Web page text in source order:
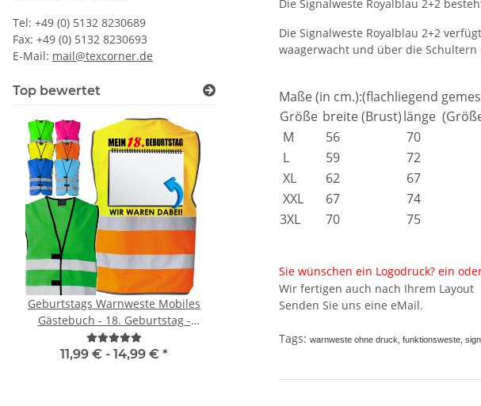
Die Signalweste Royalblau 2+2
Die Signalweste Royalblau 2+2
waagerwacht und über die
Maße (in cm.):(flachliegend
Größe breite (Brust)länge
M
56
70
L
59
72
XL
62
67
XXL
67
74
3XL
70 75
Sie wünschen ein Logodruck? ein
Wir fertigen auch nach Ihrem Layout
Senden Sie uns eine eMail.
Tags: warnweste ohne druck, funktionsweste,
Tel: +49 (0) 5132 8230689
Fax: +49 (0) 5132 8230693
E-Mail: mail@texcorner.de
Top bewertet
Geburtstags Warnweste Mobiles
Gästebuch - 18. Geburtstag -
Wunschzahl - Neon Warnweste
11,99 € - 14,99 € *
Signalweste / Funktionsweste /
Premium CMYK + weiß druck